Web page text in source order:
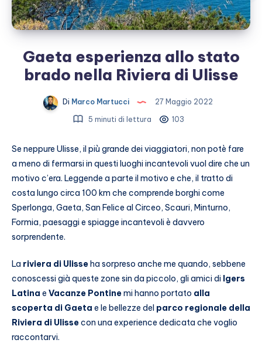
Gaeta esperienza allo stato
brado nella Riviera di Ulisse
Di Marco Martucci
27 Maggio 2022
5 minuti di lettura
103
Se neppure Ulisse, il più grande dei viaggiatori, non potè fare
a meno di fermarsi in questi luoghi incantevoli vuol dire che un
motivo c’era. Leggende a parte il motivo e che, il tratto di
costa lungo circa 100 km che comprende borghi come
Sperlonga, Gaeta, San Felice al Circeo, Scauri, Minturno,
Formia, paesaggi e spiagge incantevoli è davvero
sorprendente.
La riviera di Ulisseha sorpreso anche me quando, sebbene
conoscessi già queste zone sin da piccolo, gli amici di Igers
Latina e Vacanze Pontinemi hanno portato alla
scoperta di Gaeta e le bellezze del parco regionale della
Riviera di Ulissecon una experience dedicata che voglio
raccontarvi.